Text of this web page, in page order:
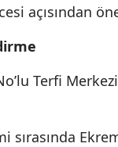
açısından
Terfi
sırasında